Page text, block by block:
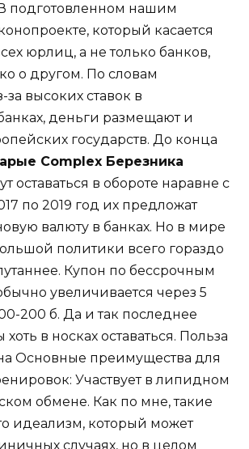
подготовленном нашим
который касается
юрлиц, а не только банков,
о другом. По словам
высоких ставок в
деньги размещают и
государств. До конца
Complex Березника
оставаться в обороте наравне с
по 2019 год их предложат
валюту в банках. Но в мире
политики всего гораздо
Купон по бессрочным
увеличивается через 5
200 б. Да и так последнее
в носках оставаться. Польза
Основные преимущества для
Участвует в липидном
обмене. Как по мне, такие
идеализм, который может
случаях, но в целом